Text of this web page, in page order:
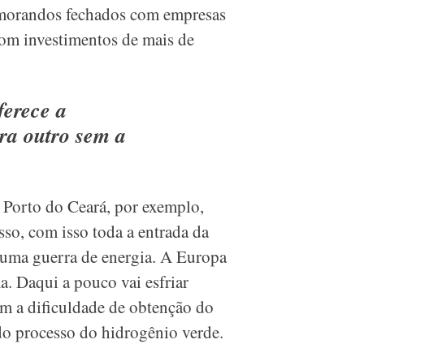
fechados com empresas
investimentos de mais de
a
outro sem a
do Ceará, por exemplo,
com isso toda a entrada da
guerra de energia. A Europa
Daqui a pouco vai esfriar
a dificuldade de obtenção do
processo do hidrogênio verde.